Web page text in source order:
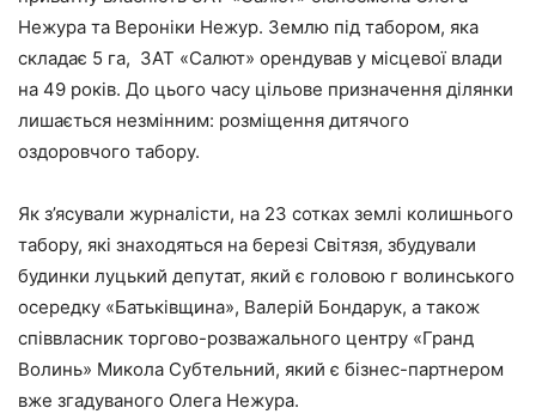
Нежура та Вероніки Нежур. Землю під табором, яка
складає 5 га, ЗАТ «Салют» орендував у місцевої влади
на 49 років. До цього часу цільове призначення ділянки
лишається незмінним: розміщення дитячого
оздоровчого табору.
Як з’ясували журналісти, на 23 сотках землі колишнього
табору, які знаходяться на березі Світязя, збудували
будинки луцький депутат, який є головою г волинського
осередку «Батьківщина», Валерій Бондарук, а також
співвласник торгово-розважального центру «Гранд
Волинь» Микола Субтельний, який є бізнес-партнером
вже згадуваного Олега Нежура.